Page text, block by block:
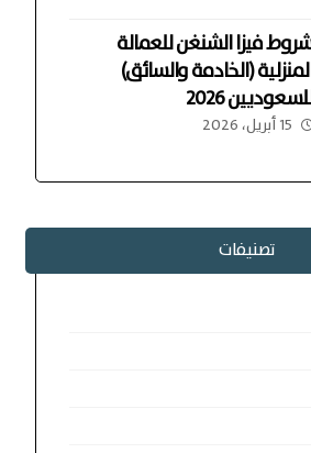
فيزا الشنغن للعمالة
(الخادمة والسائق)
2026
15 أبريل، 2026
تصنيفات